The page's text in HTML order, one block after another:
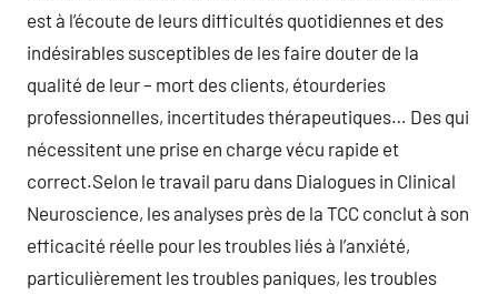
est à l’écoute de leurs difficultés quotidiennes et des
indésirables susceptibles de les faire douter de la
qualité de leur – mort des clients, étourderies
professionnelles, incertitudes thérapeutiques… Des qui
nécessitent une prise en charge vécu rapide et
correct.Selon le travail paru dans Dialogues in Clinical
Neuroscience, les analyses près de la TCC conclut à son
efficacité réelle pour les troubles liés à l’anxiété,
particulièrement les troubles paniques, les troubles